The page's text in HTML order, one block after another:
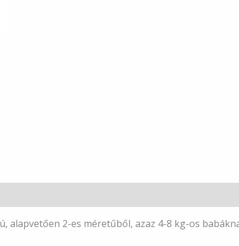
2-es méretűből, azaz 4-8 kg-os